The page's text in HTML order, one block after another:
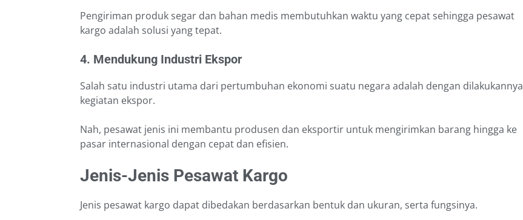
Pengiriman produk segar dan bahan medis membutuhkan waktu yang cepat sehingga pesawat
kargo adalah solusi yang tepat.
4. Mendukung Industri Ekspor
Salah satu industri utama dari pertumbuhan ekonomi suatu negara adalah dengan dilakukannya
kegiatan ekspor.
Nah, pesawat jenis ini membantu produsen dan eksportir untuk mengirimkan barang hingga ke
pasar internasional dengan cepat dan efisien.
Jenis-Jenis Pesawat Kargo
Jenis pesawat kargo dapat dibedakan berdasarkan bentuk dan ukuran, serta fungsinya.